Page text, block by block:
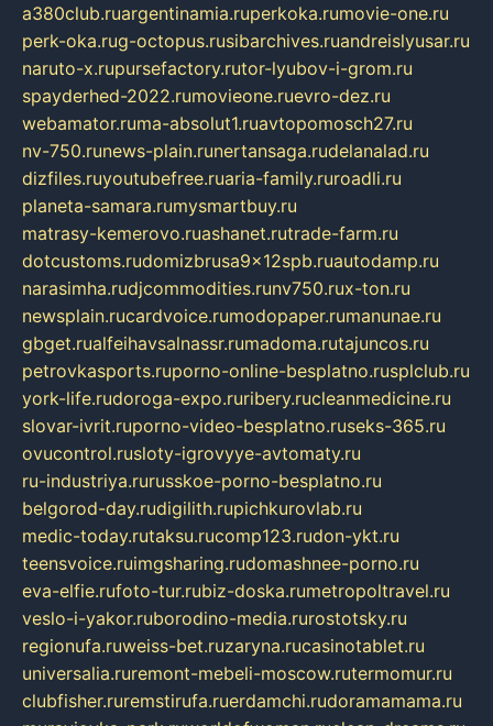
a380club.ruargentinamia.ruperkoka.rumovie-one.ru
perk-oka.rug-octopus.rusibarchives.ruandreislyusar.ru
naruto-x.rupursefactory.rutor-lyubov-i-grom.ru
spayderhed-2022.rumovieone.ruevro-dez.ru
webamator.ruma-absolut1.ruavtopomosch27.ru
nv-750.runews-plain.runertansaga.rudelanalad.ru
dizfiles.ruyoutubefree.ruaria-family.ruroadli.ru
planeta-samara.rumysmartbuy.ru
matrasy-kemerovo.ruashanet.rutrade-farm.ru
dotcustoms.rudomizbrusa9x12spb.ruautodamp.ru
narasimha.rudjcommodities.runv750.rux-ton.ru
newsplain.rucardvoice.rumodopaper.rumanunae.ru
gbget.rualfeihavsalnassr.rumadoma.rutajuncos.ru
petrovkasports.ruporno-online-besplatno.rusplclub.ru
york-life.rudoroga-expo.ruribery.rucleanmedicine.ru
slovar-ivrit.ruporno-video-besplatno.ruseks-365.ru
ovucontrol.rusloty-igrovyye-avtomaty.ru
ru-industriya.rurusskoe-porno-besplatno.ru
belgorod-day.rudigilith.rupichkurovlab.ru
medic-today.rutaksu.rucomp123.rudon-ykt.ru
teensvoice.ruimgsharing.rudomashnee-porno.ru
eva-elfie.rufoto-tur.rubiz-doska.rumetropoltravel.ru
veslo-i-yakor.ruborodino-media.rurostotsky.ru
regionufa.ruweiss-bet.ruzaryna.rucasinotablet.ru
universalia.ruremont-mebeli-moscow.rutermomur.ru
clubfisher.ruremstirufa.ruerdamchi.rudoramamama.ru